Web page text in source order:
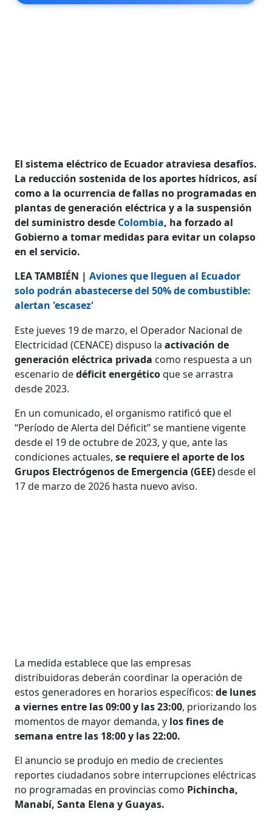
El sistema eléctrico de Ecuador atraviesa desafíos.
La reducción sostenida de los aportes hídricos, así
como a la ocurrencia de fallas no programadas en
plantas de generación eléctrica y a la suspensión
del suministro desde Colombia, ha forzado al
Gobierno a tomar medidas para evitar un colapso
en el servicio.
LEA TAMBIÉN |Aviones que lleguen al Ecuador
solo podrán abastecerse del 50% de combustible:
alertan 'escasez'
Este jueves 19 de marzo, el Operador Nacional de
Electricidad (CENACE) dispuso laactivación de
generación eléctrica privada como respuesta a un
escenario dedéficit energéticoque se arrastra
desde 2023.
En un comunicado, el organismo ratificó que el
“Período de Alerta del Déficit” se mantiene vigente
desde el 19 de octubre de 2023, y que, ante las
condiciones actuales,se requiere el aporte de los
Grupos Electrógenos de Emergencia (GEE)desde el
17 de marzo de 2026 hasta nuevo aviso.
La medida establece que las empresas
distribuidoras deberán coordinar la operación de
estos generadores en horarios específicos:de lunes
a viernes entre las 09:00 y las 23:00, priorizando los
momentos de mayor demanda, y los fines de
semana entre las 18:00 y las 22:00.
El anuncio se produjo en medio de crecientes
reportes ciudadanos sobre interrupciones eléctricas
no programadas en provincias como Pichincha,
Manabí, Santa Elena y Guayas.